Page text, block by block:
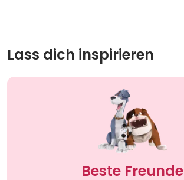
Lass dich inspirieren
Beste Freunde